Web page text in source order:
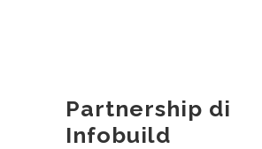
Partnership di
Infobuild